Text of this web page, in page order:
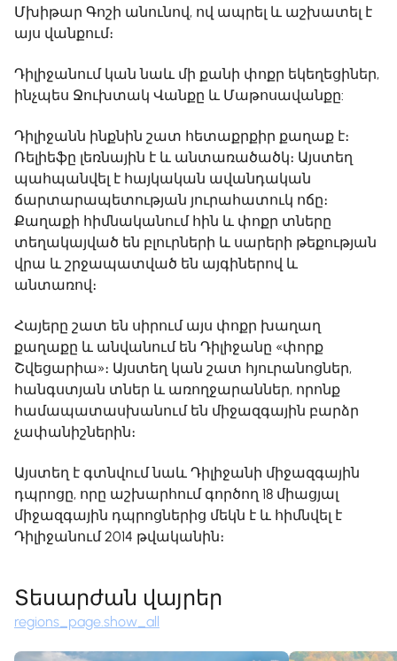
Մխիթար Գոշի անունով, ով ապրել և աշխատել է
այս վանքում։
Դիլիջանում կան նաև մի քանի փոքր եկեղեցիներ,
ինչպես Ջուխտակ Վանքը և Մաթոսավանքը:
Դիլիջանն ինքնին շատ հետաքրքիր քաղաք է։
Ռելիեֆը լեռնային է և անտառածածկ։ Այստեղ
պահպանվել է հայկական ավանդական
ճարտարապետության յուրահատուկ ոճը։
Քաղաքի հիմնականում հին և փոքր տները
տեղակայված են բլուրների և սարերի թեքության
վրա և շրջապատված են այգիներով և
անտառով։
Հայերը շատ են սիրում այս փոքր խաղաղ
քաղաքը և անվանում են Դիլիջանը «փորք
Շվեցարիա»։ Այստեղ կան շատ հյուրանոցներ,
հանգստյան տներ և առողջարաններ, որոնք
համապատասխանում են միջազգային բարձր
չափանիշներին։
Այստեղ է գտնվում նաև Դիլիջանի միջազգային
դպրոցը, որը աշխարհում գործող 18 միացյալ
միջազգային դպրոցներից մեկն է և հիմնվել է
Դիլիջանում 2014 թվականին։
Տեսարժան վայրեր
regions_page.show_all